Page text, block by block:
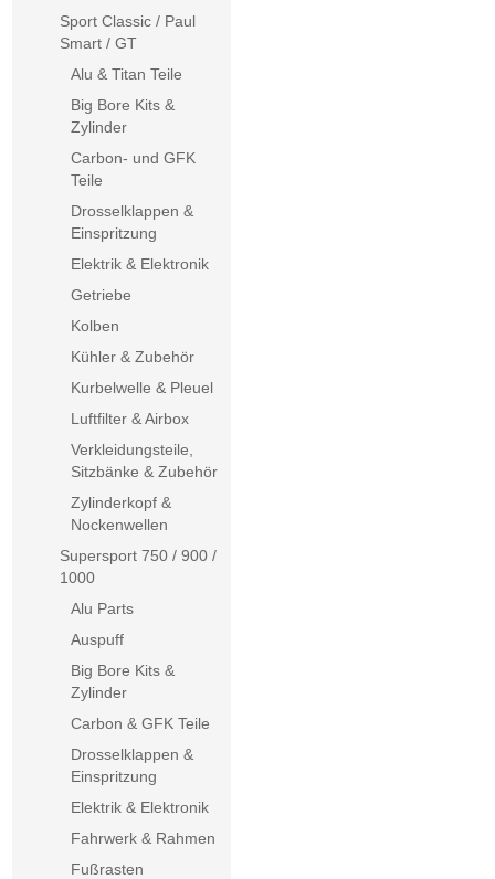
Sport Classic / Paul
Smart / GT
Alu & Titan Teile
Big Bore Kits &
Zylinder
Carbon- und GFK
Teile
Drosselklappen &
Einspritzung
Elektrik & Elektronik
Getriebe
Kolben
Kühler & Zubehör
Kurbelwelle & Pleuel
Luftfilter & Airbox
Verkleidungsteile,
Sitzbänke & Zubehör
Zylinderkopf &
Nockenwellen
Supersport 750 / 900 /
1000
Alu Parts
Auspuff
Big Bore Kits &
Zylinder
Carbon & GFK Teile
Drosselklappen &
Einspritzung
Elektrik & Elektronik
Fahrwerk & Rahmen
Fußrasten